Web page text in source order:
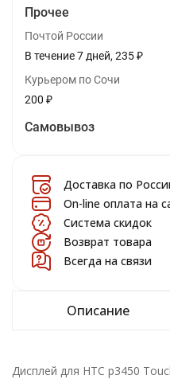
Прочее
Почтой России
В течение7 дней 235₽
Курьером по Сочи
200 ₽
Самовывоз
Доставка по
On-line оплата на
Система скидок
Возврат товара
Всегда на связи
Описание
Дисплей для HTC p3450